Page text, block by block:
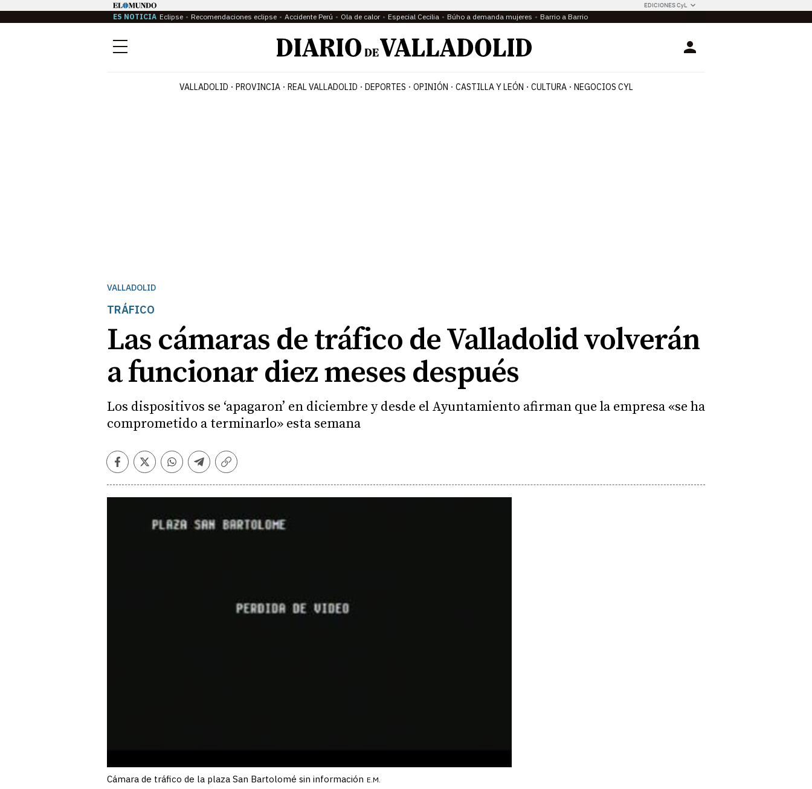
EDICIONES CyL
ES NOTICIA Eclipse Recomendaciones eclipse Accidente Perú Ola de calor Especial Cecilia Búho a demanda mujeres Barrio a Barrio
Menú Login
VALLADOLID PROVINCIA REAL VALLADOLID DEPORTES OPINIÓN CASTILLA Y LEÓN CULTURA NEGOCIOS CYL
VALLADOLID
TRÁFICO
Las cámaras de tráfico de Valladolid volverán
a funcionar diez meses después
Los dispositivos se ‘apagaron’ en diciembre y desde el Ayuntamiento afirman que la empresa «se ha
comprometido a terminarlo» esta semana
Facebook
TwitterWhatsapp
Telegram
Copiar
Cámara de tráfico de la plaza San Bartolomé sin información E.M.